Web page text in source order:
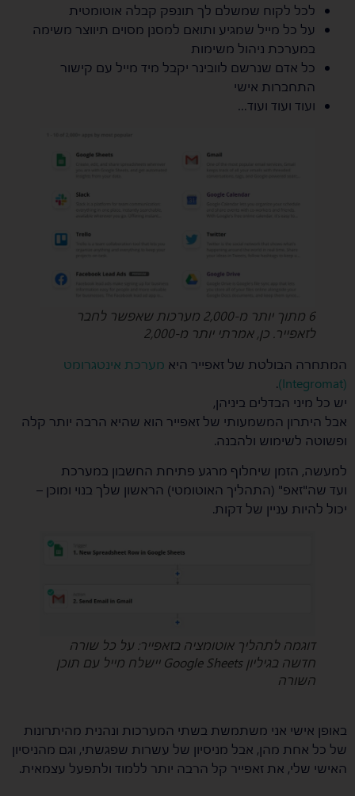
לכל לקוח שמשלם לך תונפק קבלה אוטומטית
על כל מייל שמגיע ותואם למסנן מסוים תיווצר משימה
במערכת ניהול משימות
כל אדם שנרשם לוובינר יקבל מיד מייל עם קישור
התחברות אישי
ועוד ועוד ועוד…
6 מתוך יותר מ-2,000 מערכות שאפשר לחבר
לזאפייר. כן, אמרתי יותר מ-2,000
המתחרה הבולטת של זאפייר היא מערכת אינטגרומט
(Integromat)
.
יש כל מיני הבדלים ביניהן,
אבל היתרון המשמעותי של זאפייר הוא שהיא הרבה יותר קלה
ופשוטה לשימוש ולהבנה.
למעשה, הזמן שיחלוף מרגע פתיחת החשבון במערכת
ועד שה"זאפ" (התהליך האוטומטי) הראשון שלך בנוי ומוכן –
יכול להיות עניין של דקות.
דוגמה לתהליך אוטומציה בזאפייר: על כל שורה
חדשה בגיליון Google Sheets יישלח מייל עם תוכן
השורה
באופן אישי אני משתמשת בשתי המערכות ונהנית מהיתרונות
של כל אחת מהן, אבל מניסיון של עשרות שפגשתי, וגם מהניסיון
האישי שלי, את זאפייר קל הרבה יותר ללמוד ולתפעל עצמאית.